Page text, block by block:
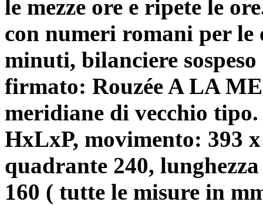
le mezze ore e ripete le
con numeri romani per
minuti, bilanciere
firmato: Rouzée A LA
meridiane di vecchio
HxLxP, movimento: 393
quadrante 240,
160 ( tutte le misure in